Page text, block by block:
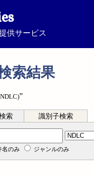
供サービス
索結果
”
索 識別子検索
名のみ ジャンルのみ